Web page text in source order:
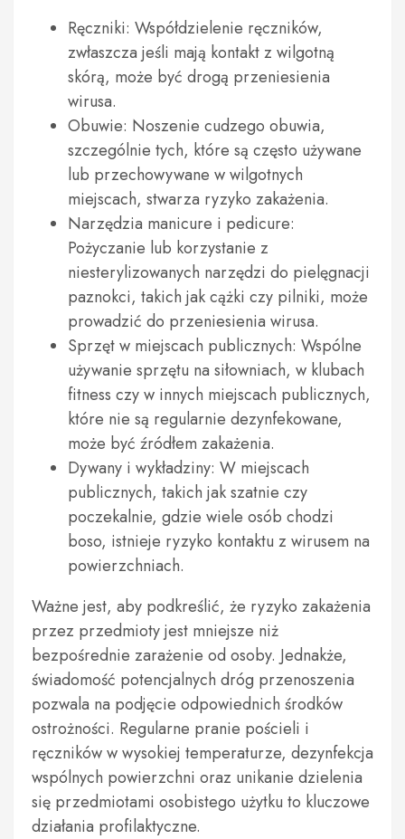
Ręczniki: Współdzielenie ręczników,
zwłaszcza jeśli mają kontakt z wilgotną
skórą, może być drogą przeniesienia
wirusa.
Obuwie: Noszenie cudzego obuwia,
szczególnie tych, które są często używane
lub przechowywane w wilgotnych
miejscach, stwarza ryzyko zakażenia.
Narzędzia manicure i pedicure:
Pożyczanie lub korzystanie z
niesterylizowanych narzędzi do pielęgnacji
paznokci, takich jak cążki czy pilniki, może
prowadzić do przeniesienia wirusa.
Sprzęt w miejscach publicznych: Wspólne
używanie sprzętu na siłowniach, w klubach
fitness czy w innych miejscach publicznych,
które nie są regularnie dezynfekowane,
może być źródłem zakażenia.
Dywany i wykładziny: W miejscach
publicznych, takich jak szatnie czy
poczekalnie, gdzie wiele osób chodzi
boso, istnieje ryzyko kontaktu z wirusem na
powierzchniach.
Ważne jest, aby podkreślić, że ryzyko zakażenia
przez przedmioty jest mniejsze niż
bezpośrednie zarażenie od osoby. Jednakże,
świadomość potencjalnych dróg przenoszenia
pozwala na podjęcie odpowiednich środków
ostrożności. Regularne pranie pościeli i
ręczników w wysokiej temperaturze, dezynfekcja
wspólnych powierzchni oraz unikanie dzielenia
się przedmiotami osobistego użytku to kluczowe
działania profilaktyczne.